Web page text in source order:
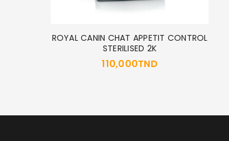
ROYAL CANIN CHAT APPETIT CONTROL
STERILISED 2K
110,000TND